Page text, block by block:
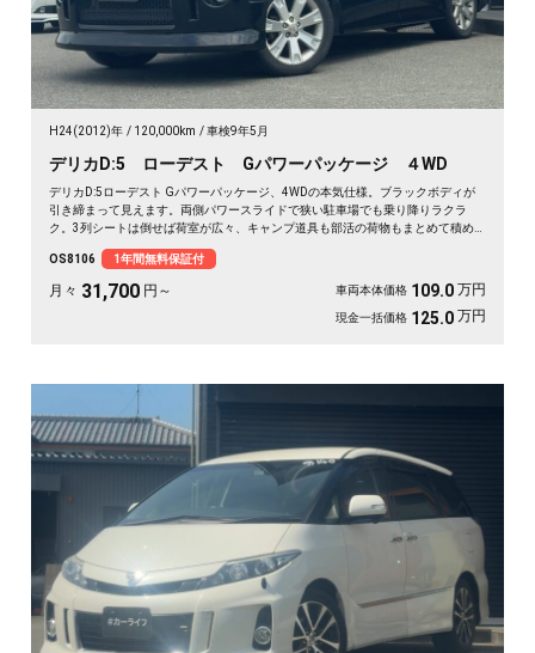
H24(2012)年 120,000km 車検9年5月
デリカD:5 ローデスト Gパワーパッケージ ４WD
デリカD:5ローデスト Gパワーパッケージ、4WDの本気仕様。ブラックボディが
引き締まって見えます。両側パワースライドで狭い駐車場でも乗り降りラクラ
ク。3列シートは倒せば荷室が広々、キャンプ道具も部活の荷物もまとめて積め
遠出も、これ一台で頼れる相棒に🚗✨💺🙌。安心して長く乗れる《1年保証付》で
す😊
OS8106 1年間無料保証付
月々 31,700 円～ 車両本体価格 109.0 万円
現金一括価格 125.0 万円